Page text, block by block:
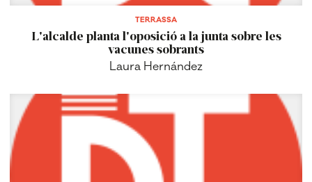
TERRASSA
L'alcalde planta l'oposició a la junta sobre les
vacunes sobrants
Laura Hernández